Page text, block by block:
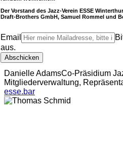
Danielle AdamsCo-Präsidium
Mitgliederverwaltung,
esse.bar
Der Vorstand des Jazz-Verein ESSE Winterthur
Draft-Brothers GmbH, Samuel Rommel und
Email
aus.
Abschicken